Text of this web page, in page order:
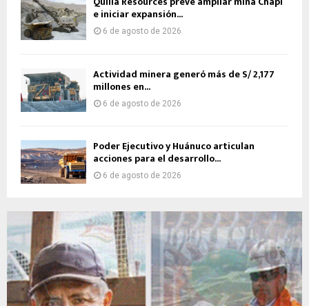
e iniciar expansión...
6 de agosto de 2026
Actividad minera generó más de S/ 2,177
millones en...
6 de agosto de 2026
Poder Ejecutivo y Huánuco articulan
acciones para el desarrollo...
6 de agosto de 2026